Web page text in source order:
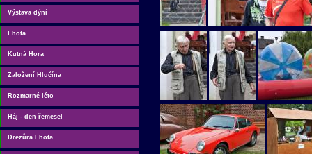
Výstava dýní
Lhota
Kutná Hora
Založení Hlučína
Rozmarné léto
Háj - den řemesel
Drezůra Lhota